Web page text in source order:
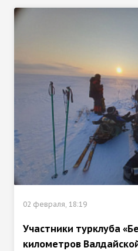
02 февраля, 18:19
Участники турклуба
километров